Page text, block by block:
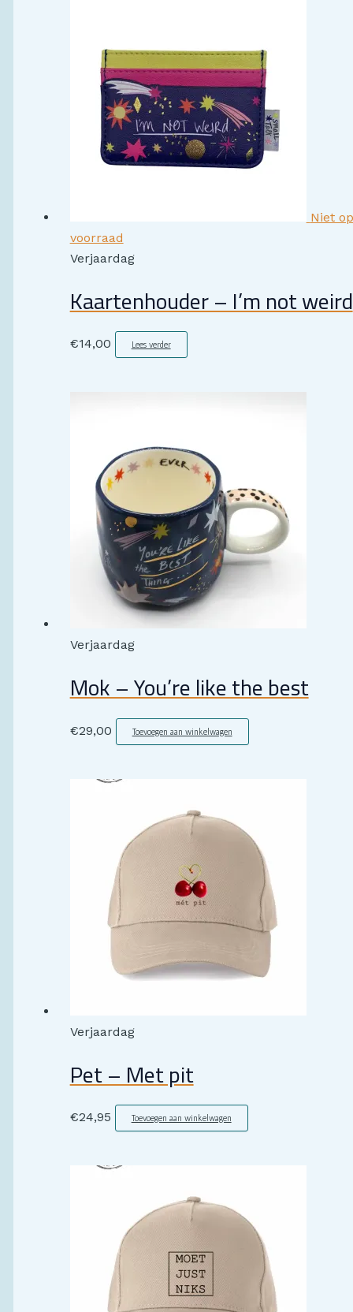
Niet op
voorraad
Verjaardag
Kaartenhouder – I’m not weird
€14,00 Lees verder
Verjaardag
Mok – You’re like the best
€29,00 Toevoegen aan winkelwagen
Verjaardag
Pet – Met pit
€24,95 Toevoegen aan winkelwagen